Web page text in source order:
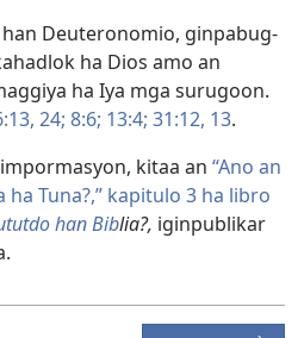
Deuteronomio, ginpabug-
ha Dios amo an
ha Iya mga surugoon.
24; 8:6; 13:4; 31:12, 13.
kitaa an “Ano an
Tuna?,” kapitulo 3 ha libro
han Biblia?, iginpublikar